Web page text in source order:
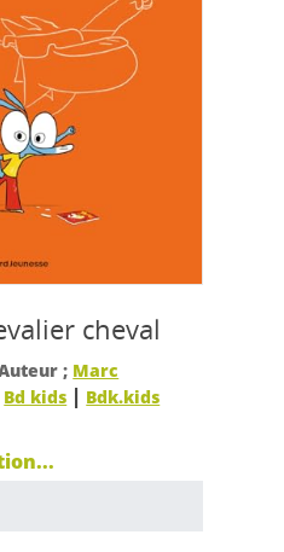
cheval
; Marc
Bd kids | Bdk.kids